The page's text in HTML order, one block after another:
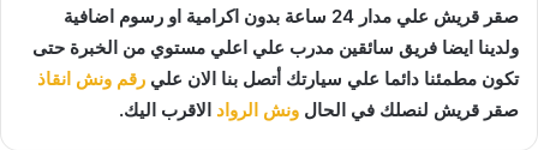
صقر قريش علي مدار 24 ساعة بدون اكرامية او رسوم اضافية
ولدينا ايضا فريق سائقين مدرب علي اعلي مستوي من الخبرة حتى
تكون مطمئنا دائما علي سيارتك أتصل بنا الان علي رقم ونش انقاذ
صقر قريش لنصلك في الحال ونش الرواد الاقرب اليك.